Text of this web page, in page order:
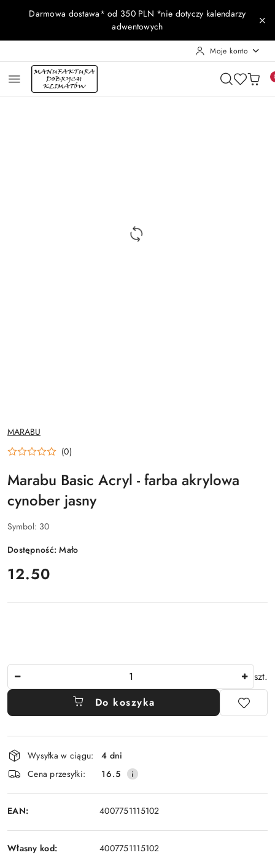
Przejdź do treści głównej
Przejdź do wyszukiwarki
Przejdź do moje konto
Przejdź do menu głównego
Przejdź do opisu produktu
Przejdź do stopki
Darmowa dostawa* od 350 PLN *nie dotyczy kalendarzy
adwentowych
Moje konto
NAZWA
PRODUCENTA:
MARABU
(0)
Marabu Basic Acryl - farba akrylowa
cynober jasny
Symbol: 30
Dostępność:Mało
cena:
12.50
szt.
Do koszyka
Dostępność
i
dostawa
Wysyłka w ciągu:
4 dni
Cena przesyłki:
16.5
EAN: 4007751115102
Własny kod: 4007751115102